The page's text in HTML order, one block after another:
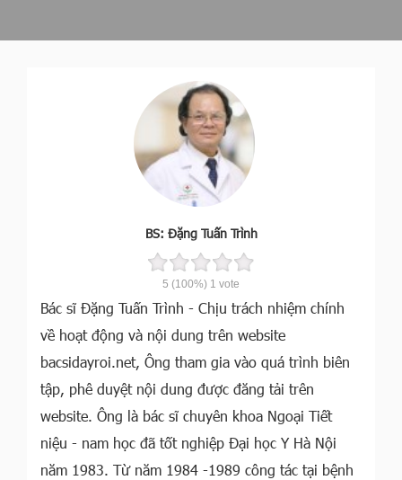
BS: Đặng Tuấn Trình
5 (100%) 1 vote
Bác sĩ Đặng Tuấn Trình - Chịu trách nhiệm chính
về hoạt động và nội dung trên website
bacsidayroi.net, Ông tham gia vào quá trình biên
tập, phê duyệt nội dung được đăng tải trên
website. Ông là bác sĩ chuyên khoa Ngoại Tiết
niệu - nam học đã tốt nghiệp Đại học Y Hà Nội
năm 1983. Từ năm 1984 -1989 công tác tại bệnh